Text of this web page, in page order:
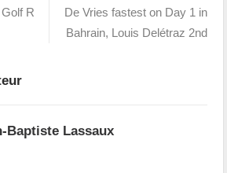
R
De Vries fastest on Day 1 in
Bahrain, Louis Delétraz 2nd
Baptiste Lassaux